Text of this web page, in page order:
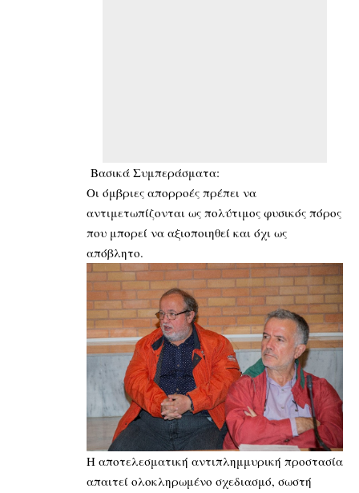
Βασικά Συμπεράσματα:
Οι όμβριες απορροές πρέπει να
αντιμετωπίζονται ως πολύτιμος φυσικός πόρος
που μπορεί να αξιοποιηθεί και όχι ως
απόβλητο.
Η αποτελεσματική αντιπλημμυρική προστασία
απαιτεί ολοκληρωμένο σχεδιασμό, σωστή